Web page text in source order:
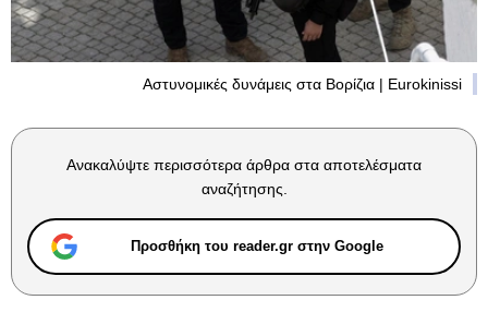
Αστυνομικές δυνάμεις στα Βορίζια | Eurokinissi
Ανακαλύψτε περισσότερα άρθρα στα αποτελέσματα
αναζήτησης.
Προσθήκη του reader.gr στην Google